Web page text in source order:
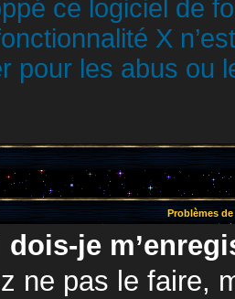
ce logiciel de
X
pour les abus ou
Problèmes
je
ne pas le faire,